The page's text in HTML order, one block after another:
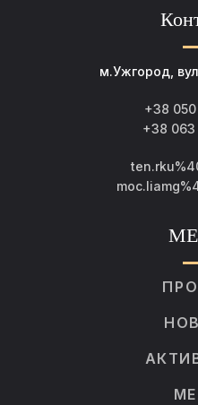
м.Ужгород,
+38 050
+38 063